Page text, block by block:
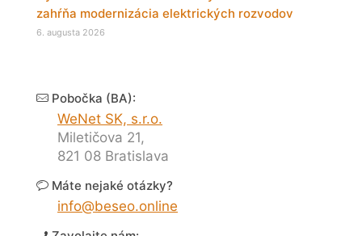
zahŕňa modernizácia elektrických rozvodov
6. augusta 2026
Pobočka (BA):
WeNet SK, s.r.o.
Miletičova 21,
821 08 Bratislava
Máte nejaké otázky?
info@beseo.online